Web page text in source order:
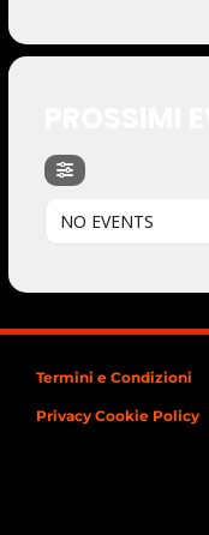
NO EVENTS
Termini e Condizioni
Privacy Cookie Policy